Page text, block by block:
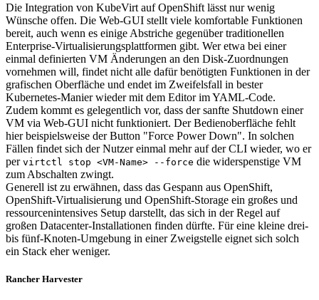
Die Integration von KubeVirt auf OpenShift lässt nur wenig
Wünsche offen. Die Web-GUI stellt viele komfortable Funktionen
bereit, auch wenn es einige Abstriche gegenüber traditionellen
Enterprise-Virtualisierungsplattformen gibt. Wer etwa bei einer
einmal definierten VM Änderungen an den Disk-Zuordnungen
vornehmen will, findet nicht alle dafür benötigten Funktionen in der
grafischen Oberfläche und endet im Zweifelsfall in bester
Kubernetes-Manier wieder mit dem Editor im YAML-Code.
Zudem kommt es gelegentlich vor, dass der sanfte Shutdown einer
VM via Web-GUI nicht funktioniert. Der Bedienoberfläche fehlt
hier beispielsweise der Button "Force Power Down". In solchen
Fällen findet sich der Nutzer einmal mehr auf der CLI wieder, wo er
per virtctl stop <VM-Name> --force die widerspenstige VM
zum Abschalten zwingt.
Generell ist zu erwähnen, dass das Gespann aus OpenShift,
OpenShift-Virtualisierung und OpenShift-Storage ein großes und
ressourcenintensives Setup darstellt, das sich in der Regel auf
großen Datacenter-Installationen finden dürfte. Für eine kleine drei-
bis fünf-Knoten-Umgebung in einer Zweigstelle eignet sich solch
ein Stack eher weniger.
Rancher Harvester